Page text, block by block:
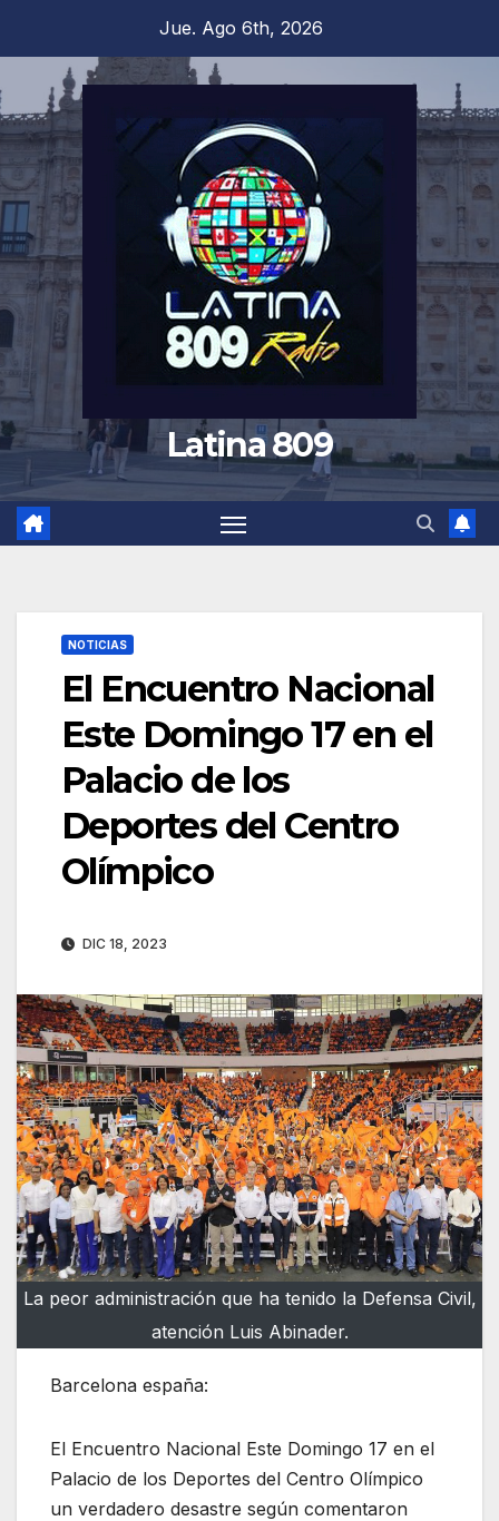
contenido
Jue. Ago 6th, 2026
Latina 809
NOTICIAS
El Encuentro Nacional
Este Domingo 17 en el
Palacio de los
Deportes del Centro
Olímpico
DIC 18, 2023
La peor administración que ha tenido la Defensa Civil,
atención Luis Abinader.
Barcelona españa:
El Encuentro Nacional Este Domingo 17 en el
Palacio de los Deportes del Centro Olímpico
un verdadero desastre según comentaron